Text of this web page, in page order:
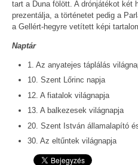
tart a Duna fölött. A drónjátékot két
prezentálja, a történetet pedig a
a Gellért-hegyre vetített képi
Naptár
1. Az anyatejes táplálás
10. Szent Lőrinc napja
12. A fiatalok világnapja
13. A balkezesek világnapja
20. Szent István államalapító
30. Az eltűntek világnapja